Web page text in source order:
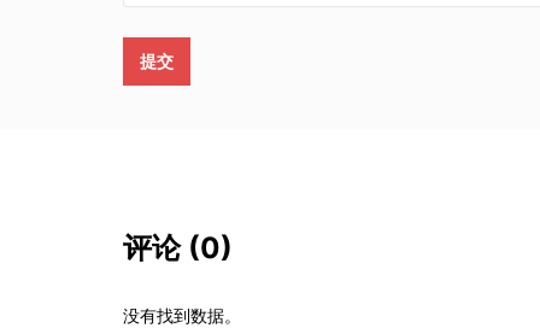
提交
评论 (0)
没有找到数据。